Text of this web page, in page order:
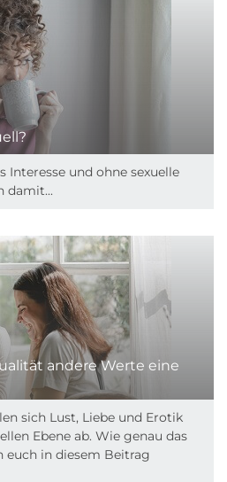
Interesse und ohne sexuelle
damit...
andere Werte eine
sich Lust, Liebe und Erotik
Ebene ab. Wie genau das
in diesem Beitrag